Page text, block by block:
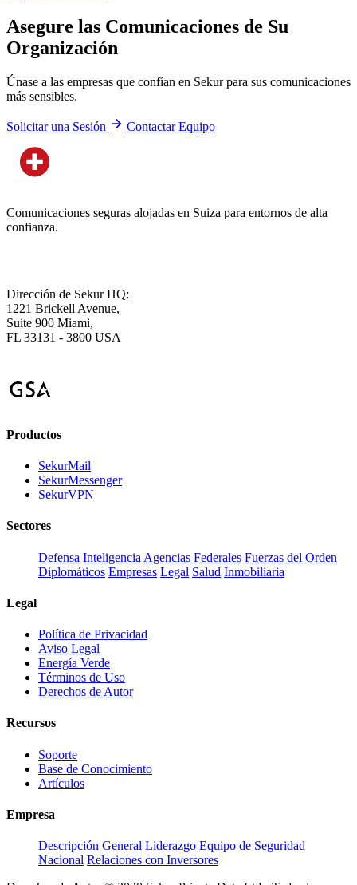
Asegure las Comunicaciones de Su
Organización
Únase a las empresas que confían en Sekur para sus comunicaciones
más sensibles.
Solicitar una Sesión Contactar Equipo
Comunicaciones seguras alojadas en Suiza para entornos de alta
confianza.
Dirección de Sekur HQ:
1221 Brickell Avenue,
Suite 900 Miami,
FL 33131 - 3800 USA
Productos
SekurMail
SekurMessenger
SekurVPN
Sectores
Defensa Inteligencia Agencias Federales Fuerzas del Orden
Diplomáticos Empresas Legal Salud Inmobiliaria
Legal
Política de Privacidad
Aviso Legal
Energía Verde
Términos de Uso
Derechos de Autor
Recursos
Soporte
Base de Conocimiento
Artículos
Empresa
Descripción General Liderazgo Equipo de Seguridad
Nacional Relaciones con Inversores